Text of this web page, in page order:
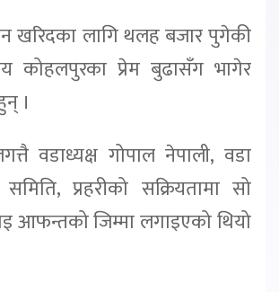
खरिदका लागि थलह बजार पुगेकी
कोहलपुरका प्रेम बुढासँग भागेर
।
वडाध्यक्ष गोपाल नेपाली, वडा
प्रहरीको सक्रियतामा सो
आफन्तको जिम्मा लगाइएको थियो